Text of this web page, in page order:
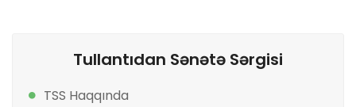
Tullantıdan Sənətə Sərgisi
TSS Haqqında